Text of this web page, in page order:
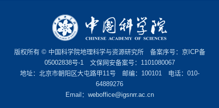
版权所有 © 中国科学院地理科学与资源研究所 备案序号： 京ICP备
05002838号-1文保网安备案号：1101080067
地址：北京市朝阳区大屯路甲11号 邮编：100101 电话：010-
64889276
Email： weboffice@igsnrr.ac.cn